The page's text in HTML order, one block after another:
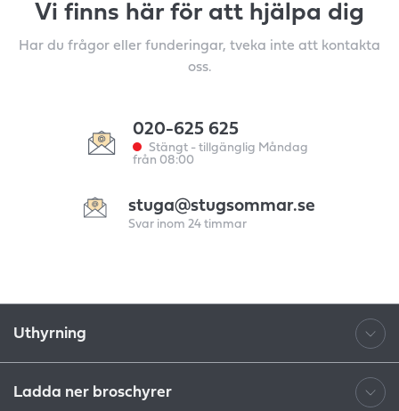
Vi finns här för att hjälpa dig
Har du frågor eller funderingar, tveka inte att kontakta
oss.
020-625 625
Stängt - tillgänglig Måndag
från 08:00
stuga@stugsommar.se
Svar inom 24 timmar
Uthyrning
Ladda ner broschyrer